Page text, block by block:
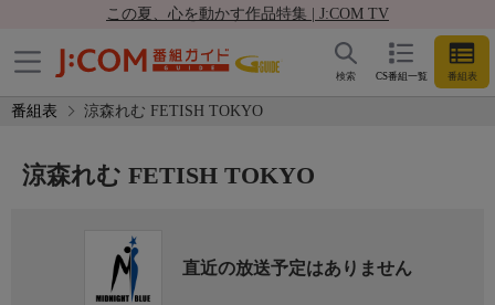
この夏、心を動かす作品特集 | J:COM TV
CS番組一覧 番組表
検索
番組表 涼森れむ FETISH TOKYO
涼森れむ FETISH TOKYO
直近の放送予定はありません